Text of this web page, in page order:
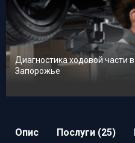
Диагностика ходовой части в
Запорожье
Опис Послуги (25)